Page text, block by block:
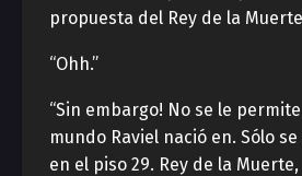
propuesta del Rey de la
“Ohh.”
“Sin embargo! No se le
mundo Raviel nació en. Sólo
en el piso 29. Rey de la